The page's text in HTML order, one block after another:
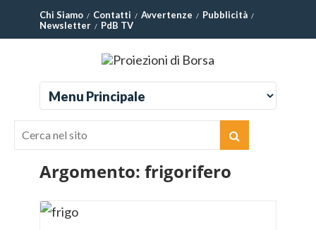
Chi Siamo Contatti Avvertenze
Pubblicità
Newsletter
PdB TV
Argomento: frigorifero